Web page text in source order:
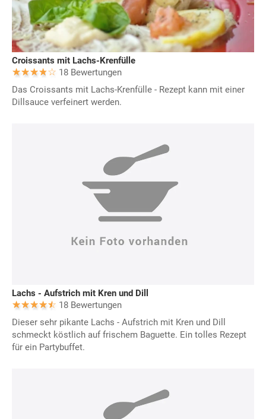
Croissants mit Lachs-Krenfülle
18 Bewertungen
Das Croissants mit Lachs-Krenfülle - Rezept kann mit einer
Dillsauce verfeinert werden.
Lachs - Aufstrich mit Kren und Dill
18 Bewertungen
Dieser sehr pikante Lachs - Aufstrich mit Kren und Dill
schmeckt köstlich auf frischem Baguette. Ein tolles Rezept
für ein Partybuffet.